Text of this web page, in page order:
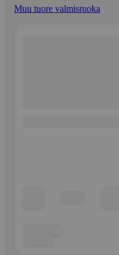
Muu tuore valmisruoka